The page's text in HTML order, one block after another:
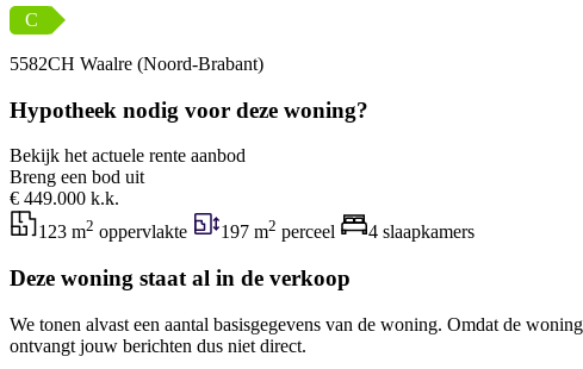
C
5582CH Waalre (Noord-Brabant)
Hypotheek nodig voor deze woning?
Bekijk het actuele rente aanbod
Breng een bod uit
€ 449.000 k.k.
123 m2 oppervlakte 197 m2 perceel 4 slaapkamers
Deze woning staat al in de verkoop
We tonen alvast een aantal basisgegevens van de woning. Omdat de
ontvangt jouw berichten dus niet direct.